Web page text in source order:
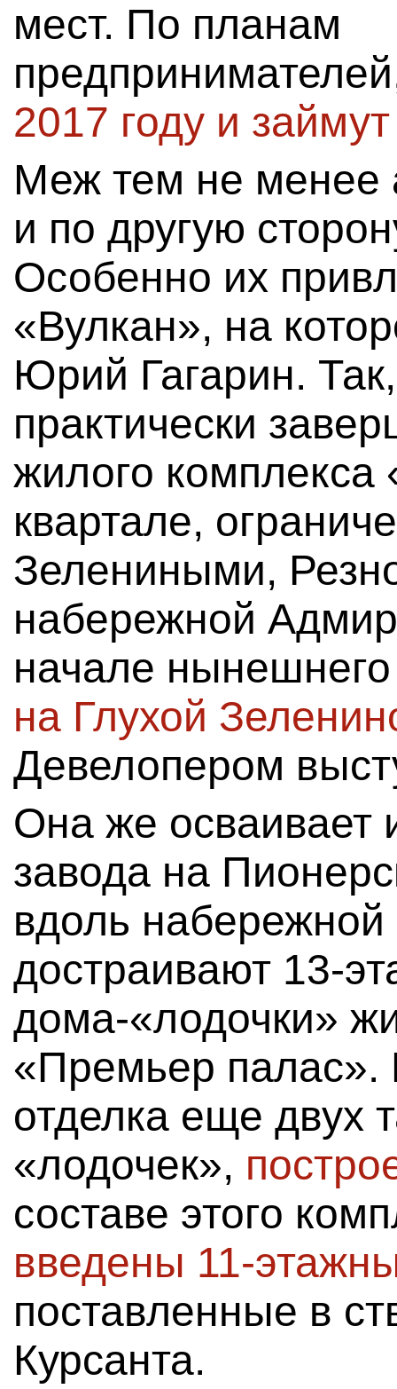
мест. По планам
2017 году и
Меж тем не менее
и по другую
Особенно их
«Вулкан», на
Юрий Гагарин.
практически
жилого комплекса
квартале,
Зелениными,
набережной
начале
на Глухой
Девелопером
Она же
завода на
вдоль
достраивают 13-
дома-«лодочки»
«Премьер палас».
отделка еще двух
«лодочек»,
составе этого
введены 11-
поставленные в
Курсанта.